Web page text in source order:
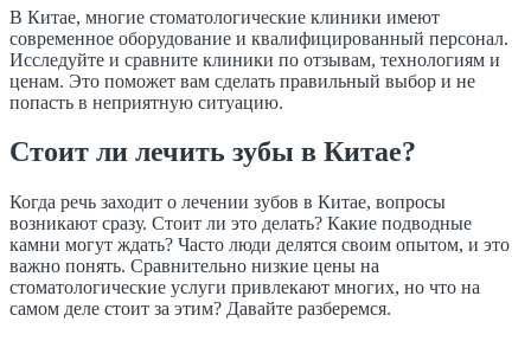
В Китае, многие стоматологические клиники имеют
современное оборудование и квалифицированный персонал.
Исследуйте и сравните клиники по отзывам, технологиям и
ценам. Это поможет вам сделать правильный выбор и не
попасть в неприятную ситуацию.
Стоит ли лечить зубы в Китае?
Когда речь заходит о лечении зубов в Китае, вопросы
возникают сразу. Стоит ли это делать? Какие подводные
камни могут ждать? Часто люди делятся своим опытом, и это
важно понять. Сравнительно низкие цены на
стоматологические услуги привлекают многих, но что на
самом деле стоит за этим? Давайте разберемся.